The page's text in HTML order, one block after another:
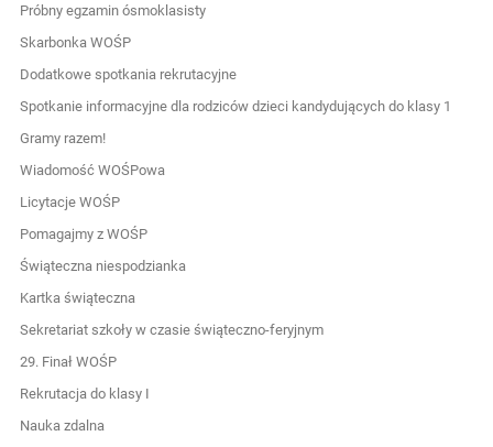
Próbny egzamin ósmoklasisty
Skarbonka WOŚP
Dodatkowe spotkania rekrutacyjne
Spotkanie informacyjne dla rodziców dzieci kandydujących do klasy 1
Gramy razem!
Wiadomość WOŚPowa
Licytacje WOŚP
Pomagajmy z WOŚP
Świąteczna niespodzianka
Kartka świąteczna
Sekretariat szkoły w czasie świąteczno-feryjnym
29. Finał WOŚP
Rekrutacja do klasy I
Nauka zdalna